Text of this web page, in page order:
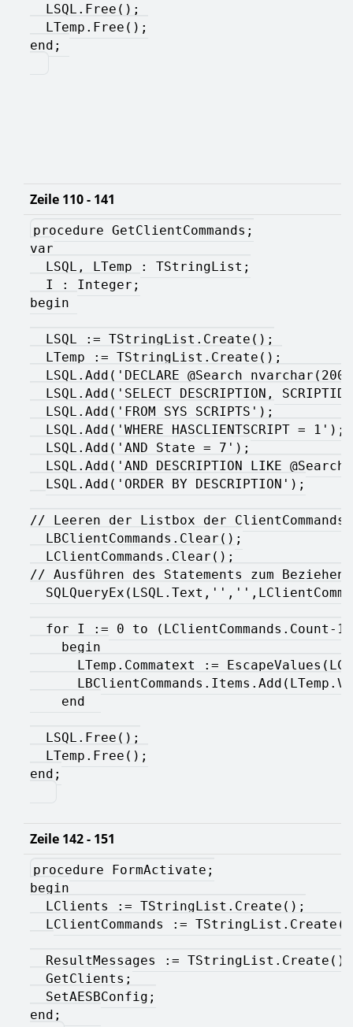
LSQL.Free();
LTemp.Free();
end;
Zeile 110 - 141
procedure GetClientCommands;
var
LSQL, LTemp : TStringList;
I : Integer;
begin
LSQL := TStringList.Create();
LTemp := TStringList.Create();
LSQL.Add('DECLARE @Search
LSQL.Add('SELECT DESCRIPTION,
LSQL.Add('FROM SYS_SCRIPTS');
LSQL.Add('WHERE HASCLIENTSCRIPT = 1');
LSQL.Add('AND State = 7');
LSQL.Add('AND DESCRIPTION LIKE
LSQL.Add('ORDER BY DESCRIPTION');
// Leeren der Listbox der ClientCommands
LBClientCommands.Clear();
LClientCommands.Clear();
// Ausführen des Statements zum Beziehen
for I := 0 to (LClientCommands.Count-
begin
LTemp.Commatext :=
end
LSQL.Free();
LTemp.Free();
end;
Zeile 142 - 151
procedure FormActivate;
begin
LClients := TStringList.Create();
LClientCommands :=
ResultMessages := TStringList.Create();
GetClients;
SetAESBConfig;
end;